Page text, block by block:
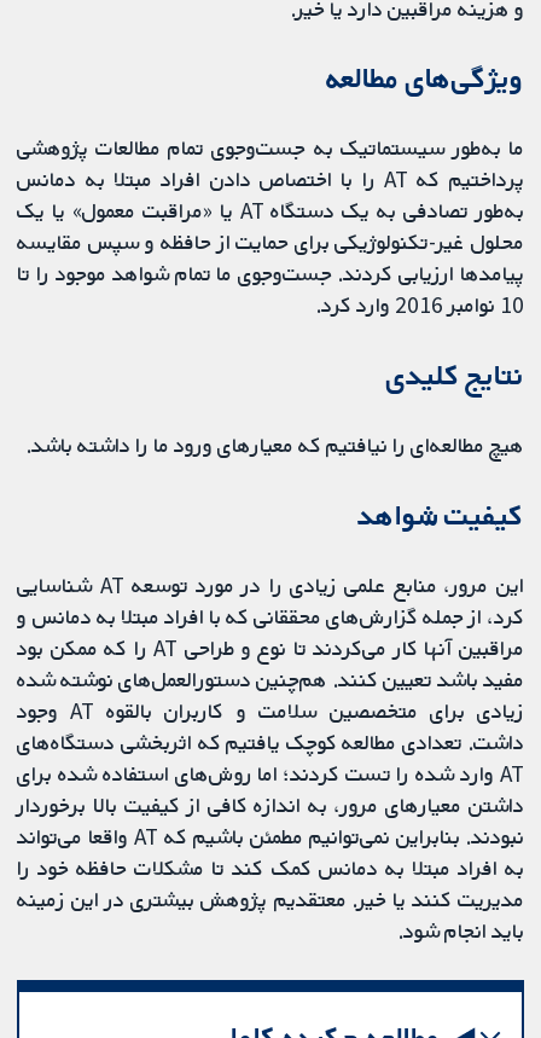
و هزینه مراقبین دارد یا خیر.
ویژگی‌های مطالعه
ما به‌طور سیستماتیک به جست‌وجوی تمام مطالعات پژوهشی
پرداختیم که AT را با اختصاص دادن افراد مبتلا به دمانس
به‌طور تصادفی به یک دستگاه AT یا «مراقبت معمول» یا یک
محلول غیر-تکنولوژیکی برای حمایت از حافظه و سپس مقایسه
پیامدها ارزیابی کردند. جست‌وجوی ما تمام شواهد موجود را تا
10 نوامبر 2016 وارد کرد.
نتایج کلیدی
هیچ مطالعه‌ای را نیافتیم که معیارهای ورود ما را داشته باشد.
کیفیت شواهد
این مرور، منابع علمی زیادی را در مورد توسعه AT شناسایی
کرد، از جمله گزارش‌های محققانی که با افراد مبتلا به دمانس و
مراقبین آنها کار می‌کردند تا نوع و طراحی AT را که ممکن بود
مفید باشد تعیین کنند. هم‌چنین دستورالعمل‌های نوشته شده
زیادی برای متخصصین سلامت و کاربران بالقوه AT وجود
داشت. تعدادی مطالعه کوچک یافتیم که اثربخشی دستگاه‌های
AT وارد شده را تست کردند؛ اما روش‌های استفاده شده برای
داشتن معیارهای مرور، به اندازه کافی از کیفیت بالا برخوردار
نبودند. بنابراین نمی‌توانیم مطمئن باشیم که AT واقعا می‌تواند
به افراد مبتلا به دمانس کمک کند تا مشکلات حافظه خود را
مدیریت کنند یا خیر. معتقدیم پژوهش بیشتری در این زمینه
باید انجام شود.